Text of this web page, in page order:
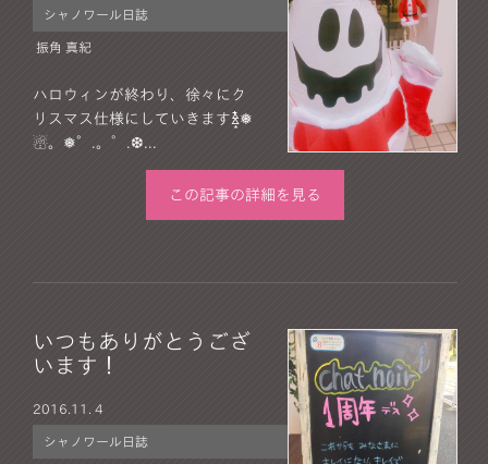
シャノワール日誌
振角 真紀
ハロウィンが終わり、徐々にク
リスマス仕様にしていきますꊛ໋̝❅
☃。❅°.。゜.❆...
この記事の詳細を見る
いつもありがとうござ
います！
2016. 11. 4
シャノワール日誌